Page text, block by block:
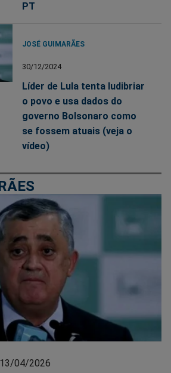
PT
JOSÉ GUIMARÃES
30/12/2024
Líder de Lula tenta ludibriar
o povo e usa dados do
governo Bolsonaro como
se fossem atuais (veja o
vídeo)
13/04/2026